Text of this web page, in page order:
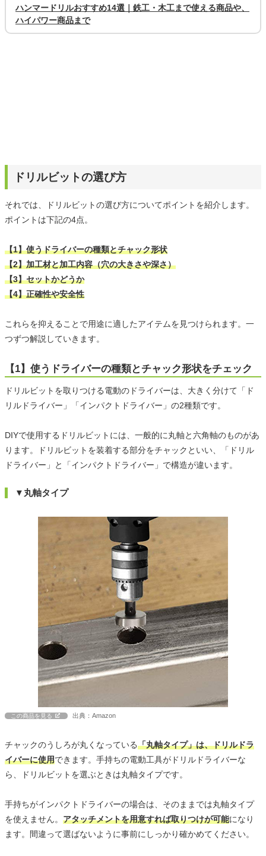
ハンマードリルおすすめ14選｜鉄工・木工まで使える商品や、
ハイパワー商品まで
ドリルビットの選び方
それでは、ドリルビットの選び方についてポイントを紹介します。
ポイントは下記の4点。
【1】使うドライバーの種類とチャック形状
【2】加工材と加工内容（穴の大きさや深さ）
【3】セットかどうか
【4】正確性や安全性
これらを抑えることで用途に適したアイテムを見つけられます。一
つずつ解説していきます。
【1】使うドライバーの種類とチャック形状をチェック
ドリルビットを取りつける電動のドライバーは、大きく分けて「ド
リルドライバー」「インパクトドライバー」の2種類です。
DIYで使用するドリルビットには、一般的に丸軸と六角軸のものがあ
ります。ドリルビットを装着する部分をチャックといい、「ドリル
ドライバー」と「インパクトドライバー」で構造が違います。
▼丸軸タイプ
この商品を見る 出典：Amazon
チャックのうしろが丸くなっている「丸軸タイプ」は、ドリルドラ
イバーに使用できます。手持ちの電動工具がドリルドライバーな
ら、ドリルビットを選ぶときは丸軸タイプです。
手持ちがインパクトドライバーの場合は、そのままでは丸軸タイプ
を使えません。 アタッチメントを用意すれば取りつけが可能になり
ます。間違って選ばないように事前にしっかり確かめてください。